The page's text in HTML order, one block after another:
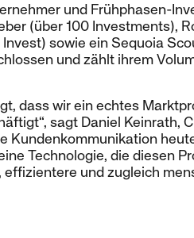
und Frühphasen-
(über 100 Investments),
sowie ein Sequoia
und zählt ihrem
dass wir ein echtes
sagt Daniel Keinrath,
Kundenkommunikation
Technologie, die diesen
und zugleich